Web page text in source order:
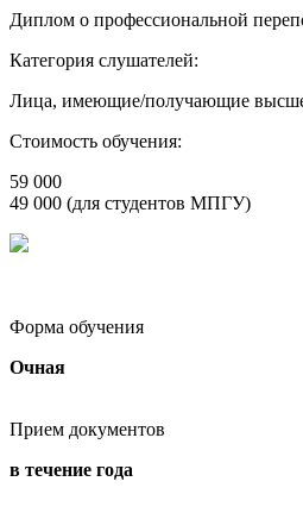
Диплом о профессиональной
Категория слушателей:
Лица, имеющие/получающие
Стоимость обучения:
59 000
49 000 (для студентов МПГУ)
Форма обучения
Очная
Прием документов
в течение года